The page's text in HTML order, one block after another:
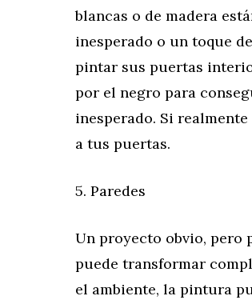
blancas o de madera
inesperado o un toque
pintar sus puertas
por el negro para
inesperado. Si
a tus puertas.
5. Paredes
Un proyecto obvio, pero
puede transformar
el ambiente, la pintura